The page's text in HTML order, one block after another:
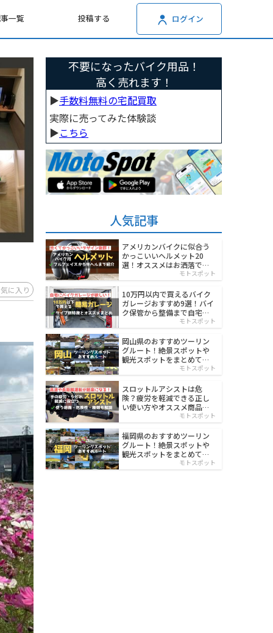
一覧 投稿する ログイン
に入り
不要になったバイク用品！
高く売れます！
▶︎手数料無料の宅配買取
実際に売ってみた体験談
▶︎こちら
人気記事
アメリカンバイクに似合う
かっこいいヘルメット20
選！オススメはお洒落でワ
モトスポット
10万円以内で買えるバイク
ガレージおすすめ9選！バイ
ク保管から整備まで自宅で
モトスポット
岡山県のおすすめツーリン
グルート！絶景スポットや
観光スポットをまとめて紹
モトスポット
スロットルアシストは危
険？疲労を軽減できる正し
い使い方やオススメ商品を
モトスポット
福岡県のおすすめツーリン
グルート！絶景スポットや
観光スポットをまとめて紹
モトスポット